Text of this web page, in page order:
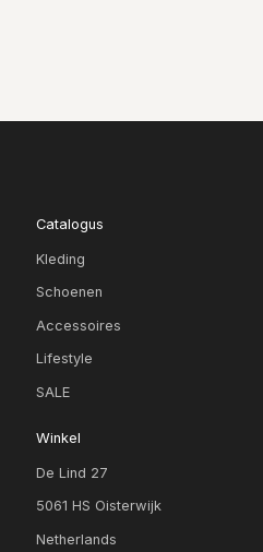
Catalogus
Kleding
Schoenen
Accessoires
Lifestyle
SALE
Winkel
De Lind 27
5061 HS Oisterwijk
Netherlands